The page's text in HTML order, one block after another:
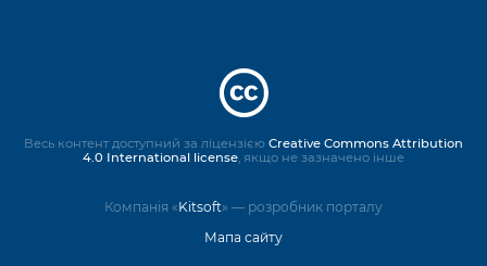
Компанія «Kitsoft» — розробник порталу
Мапа сайту
Весь контент доступний за ліцензією Creative Commons Attribution
4.0 International license , якщо не зазначено інше